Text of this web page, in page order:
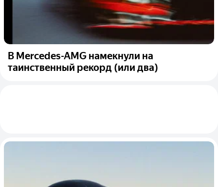
В Mercedes-AMG намекнули на
таинственный рекорд (или два)